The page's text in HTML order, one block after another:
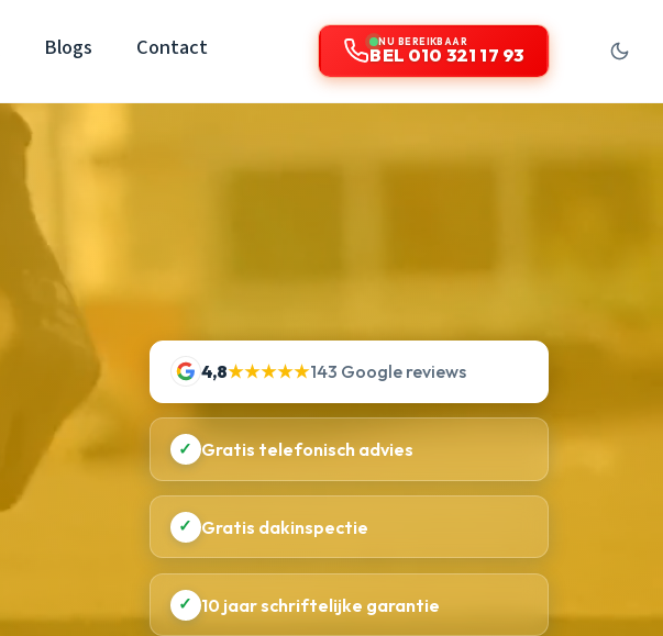
Blogs Contact NU BEREIKBAAR
BEL 010 321 17 93
4,8★★★★★143 Google reviews
✓ Gratis telefonisch advies
✓ Gratis dakinspectie
✓ 10 jaar schriftelijke garantie